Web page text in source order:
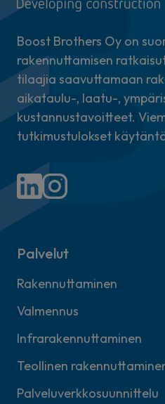
Boost Brothers Oy on
rakennuttamisen
tilaajia saavuttamaan
aikataulu-, laatu-,
kustannustavoitteet.
tutkimustulokset
Palvelut
Rakennuttaminen
Valmennus
Infrarakennuttaminen
Teollinen
Palveluverkkosuunnittelu